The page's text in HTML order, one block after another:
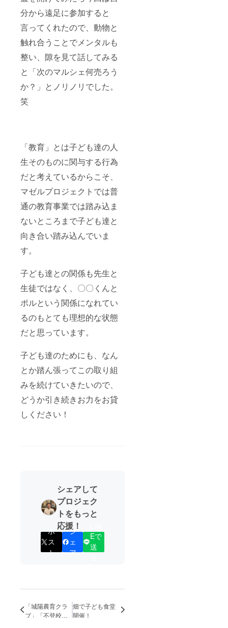
分から遠足に参加すると
言ってくれたので、動物と
触れ合うことでメンタルも
整い、隙を見て話してみる
と「次のマルシェ何売ろう
か？」とノリノリでした。
笑
「教育」とは子ども達の人
生そのものに関与する行為
だと考えているからこそ、
マゼルプロジェクトでは普
通の教育事業では踏み込ま
ないところまで子ども達と
向き合い踏み込んでいま
す。
子ども達との関係も先生と
生徒ではなく、〇〇くんと
ポルという関係になれてい
るのもとても理想的な状態
だと思っています。
子ども達のためにも、なん
とか踏ん張ってこの取り組
みを続けていきたいので、
どうか引き続きお力をお貸
しください！
シェアして
プロジェク
トをもっと
応援！
ポ
ス
ト
シ
ェ
ア
Eで
送
「城陽農育クラ
ブ」「不登校支
畑で子ども食堂
開催！